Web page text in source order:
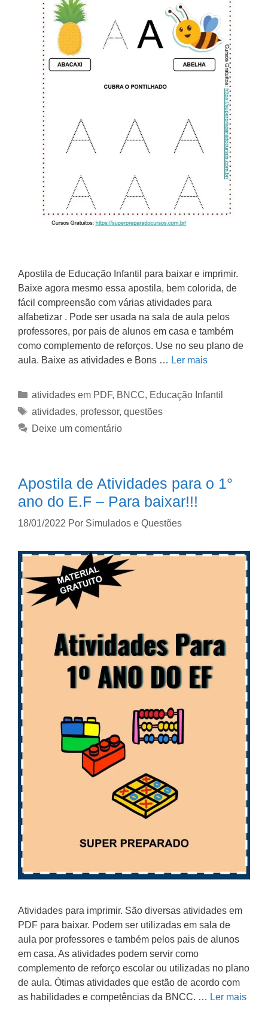
Apostila de Educação Infantil para baixar e imprimir.
Baixe agora mesmo essa apostila, bem colorida, de
fácil compreensão com várias atividades para
alfabetizar . Pode ser usada na sala de aula pelos
professores, por pais de alunos em casa e também
como complemento de reforços. Use no seu plano de
aula. Baixe as atividades e Bons … Ler mais
atividades em PDF, BNCC, Educação Infantil
atividades, professor, questões
Deixe um comentário
Apostila de Atividades para o 1°
ano do E.F – Para baixar!!!
18/01/2022 Por Simulados e Questões
Atividades para imprimir. São diversas atividades em
PDF para baixar. Podem ser utilizadas em sala de
aula por professores e também pelos pais de alunos
em casa. As atividades podem servir como
complemento de reforço escolar ou utilizadas no plano
de aula. Ótimas atividades que estão de acordo com
as habilidades e competências da BNCC. … Ler mais